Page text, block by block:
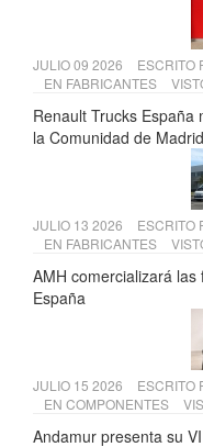
JULIO 09 2026 ESCRITO
EN FABRICANTES
Renault Trucks
la Comunidad de Madrid
JULIO 13 2026 ESCRITO
EN FABRICANTES
AMH comercializará
España
JULIO 15 2026 ESCRITO
EN COMPONENTES
Andamur presenta su